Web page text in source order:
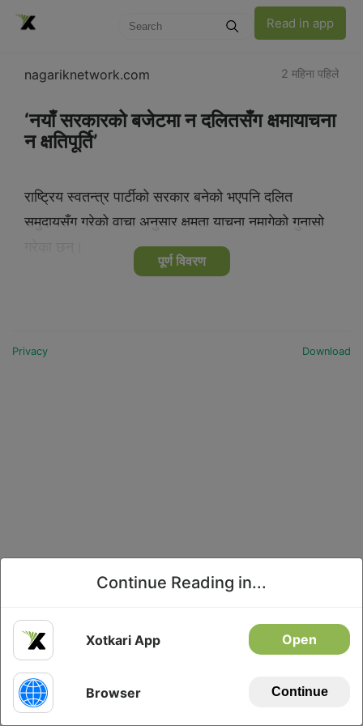
Continue Reading in...
Xotkari App Open
Browser Continue
Read in app
nagariknetwork.com 2 महिना पहिले
‘नयाँ सरकारको बजेटमा न दलितसँग क्षमायाचना
न क्षतिपूर्ति’
राष्ट्रिय स्वतन्त्र पार्टीको सरकार बनेको भएपनि दलित
समुदायसँग गरेको वाचा अनुसार क्षमता याचना नमागेको गुनासो
पूर्ण विवरण
Privacy Download